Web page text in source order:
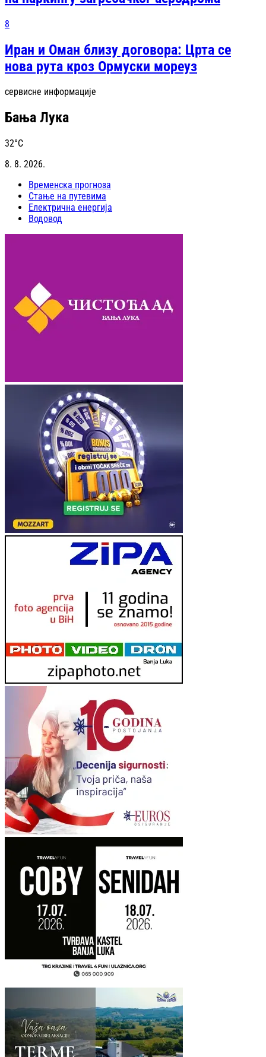
8
Иран и Оман близу договора: Црта се
нова рута кроз Ормуски мореуз
сервисне информације
Бања Лука
32°C
8. 8. 2026.
Временска прогноза
Стање на путевима
Електрична енергија
Водовод